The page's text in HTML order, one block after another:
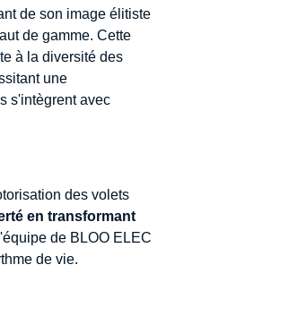
de son image élitiste
de gamme. Cette
à la diversité des
une
s'intègrent avec
des volets
en transformant
de BLOO ELEC
de vie.